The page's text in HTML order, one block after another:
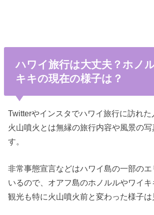
ハワイ旅行は大丈夫？ホノ
キキの現在の様子は？
Twitterやインスタでハワイ旅行に訪れた
火山噴火とは無縁の旅行内容や風景の写
す。
非常事態宣言などはハワイ島の一部の
いるので、オアフ島のホノルルやワイ
観光も特に火山噴火前と変わった様子は